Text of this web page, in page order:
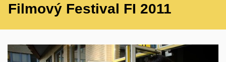
Filmový Festival FI 2011